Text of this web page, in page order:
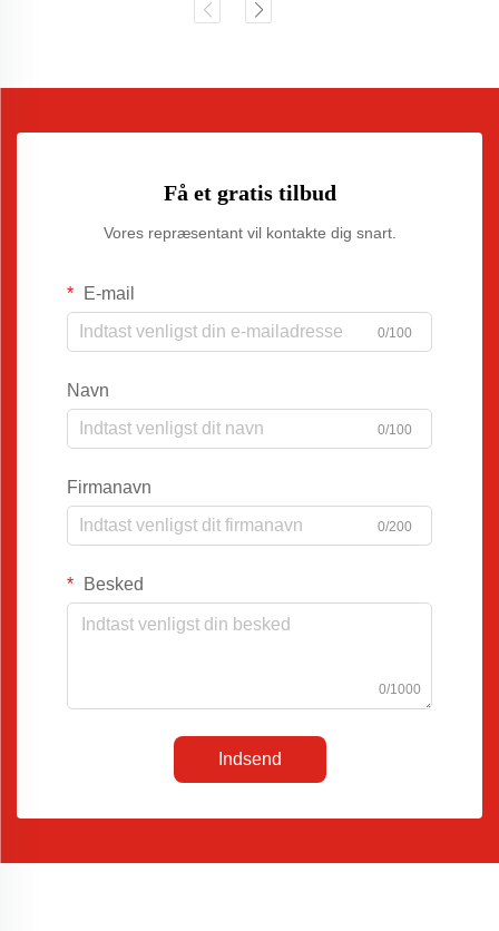
Få et gratis tilbud
Vores repræsentant vil kontakte dig snart.
E-mail
0/100
Navn
0/100
Firmanavn
0/200
Besked
0/1000
Indsend